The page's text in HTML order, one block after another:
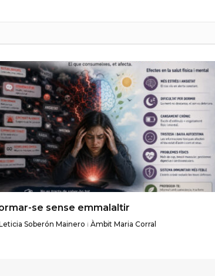
se sense emmalaltir
Soberón Mainero i Àmbit Maria Corral